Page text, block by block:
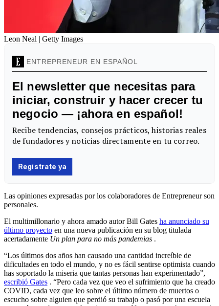
Leon Neal | Getty Images
Las opiniones expresadas por los colaboradores de Entrepreneur son
personales.
El multimillonario y ahora amado autor Bill Gates ha anunciado su
último proyecto en una nueva publicación en su blog titulada
acertadamente Un plan para no más pandemias .
“Los últimos dos años han causado una cantidad increíble de
dificultades en todo el mundo, y no es fácil sentirse optimista cuando
has soportado la miseria que tantas personas han experimentado”,
escribió Gates . “Pero cada vez que veo el sufrimiento que ha creado
COVID, cada vez que leo sobre el último número de muertos o
escucho sobre alguien que perdió su trabajo o pasó por una escuela